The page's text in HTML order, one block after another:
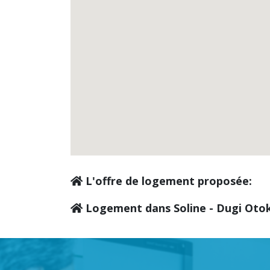
L'offre de logement proposée:
Logement dans Soline - Dugi